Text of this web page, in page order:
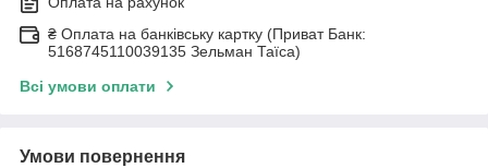
₴ Оплата на банківську картку (Приват Банк:
5168745110039135 Зельман Таїса)
Всі умови оплати
Умови повернення